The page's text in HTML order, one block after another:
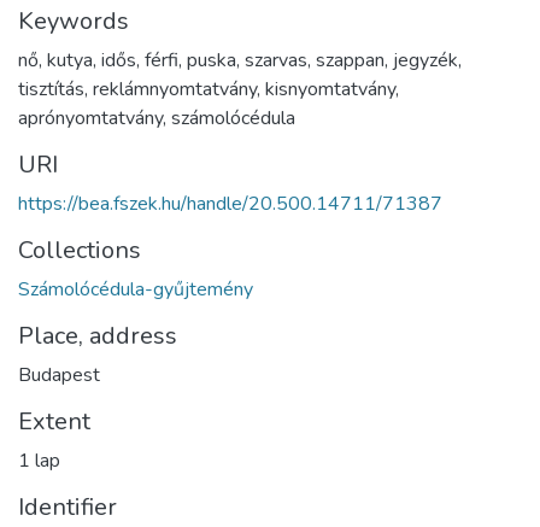
Keywords
nő, kutya, idős, férfi, puska, szarvas, szappan, jegyzék,
tisztítás, reklámnyomtatvány, kisnyomtatvány,
aprónyomtatvány, számolócédula
URI
https://bea.fszek.hu/handle/20.500.14711/71387
Collections
Számolócédula-gyűjtemény
Place, address
Budapest
Extent
1 lap
Identifier